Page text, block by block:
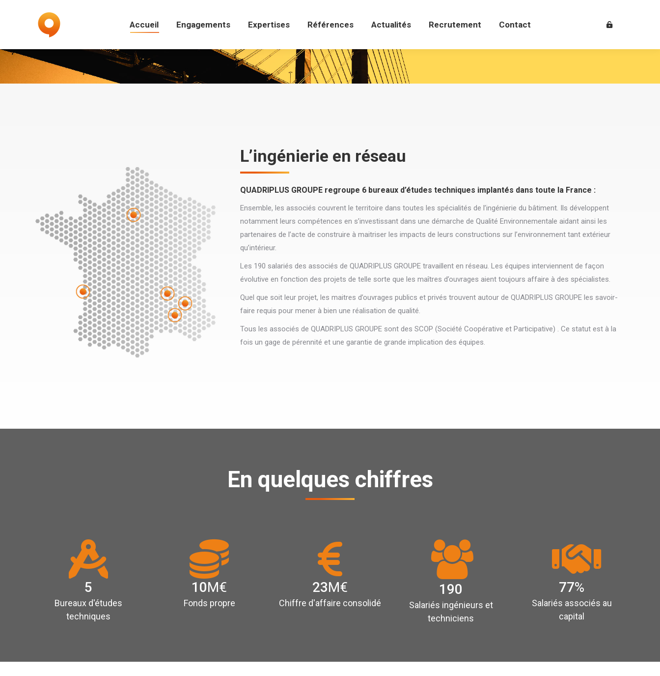
Accueil Engagements Expertises Références Actualités Recrutement Contact
L’ingénierie en réseau
QUADRIPLUS GROUPE regroupe 6 bureaux d’études techniques implantés dans toute la France :
Ensemble, les associés couvrent le territoire dans toutes les spécialités de l’ingénierie du bâtiment. Ils développent
notamment leurs compétences en s’investissant dans une démarche de Qualité Environnementale aidant ainsi les
partenaires de l’acte de construire à maitriser les impacts de leurs constructions sur l’environnement tant extérieur
qu’intérieur.
Les 190 salariés des associés de QUADRIPLUS GROUPE travaillent en réseau. Les équipes interviennent de façon
évolutive en fonction des projets de telle sorte que les maîtres d’ouvrages aient toujours affaire à des spécialistes.
Quel que soit leur projet, les maitres d’ouvrages publics et privés trouvent autour de QUADRIPLUS GROUPE les savoir-
faire requis pour mener à bien une réalisation de qualité.
Tous les associés de QUADRIPLUS GROUPE sont des SCOP (Société Coopérative et Participative) . Ce statut est à la
fois un gage de pérennité et une garantie de grande implication des équipes.
En quelques chiffres
5
Bureaux d'études
techniques
10M€
Fonds propre
23M€
Chiffre d'affaire consolidé
190
Salariés ingénieurs et
techniciens
77%
Salariés associés au
capital